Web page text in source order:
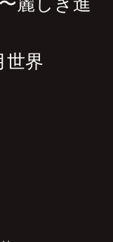
世界